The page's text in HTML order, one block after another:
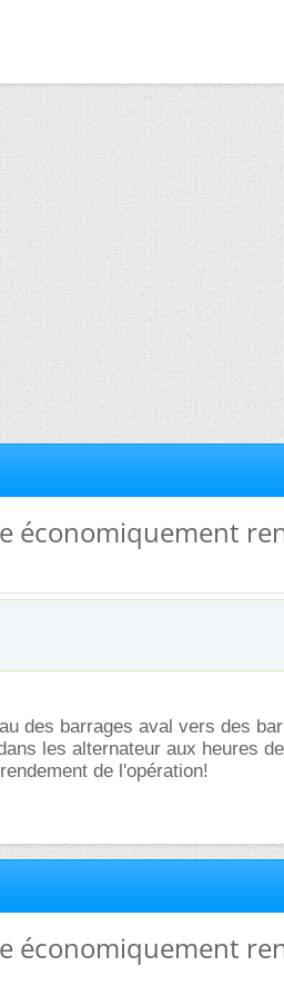
économiquement
des barrages aval vers des
les alternateur aux heures
de l'opération!
économiquement